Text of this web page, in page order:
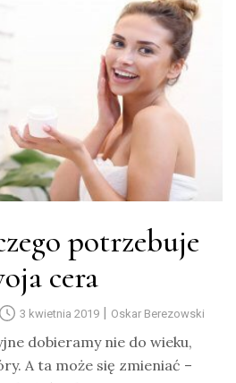
potrzebuje
cera
3 kwietnia 2019| Oskar Berezowski
dobieramy nie do wieku,
A ta może się zmieniać –